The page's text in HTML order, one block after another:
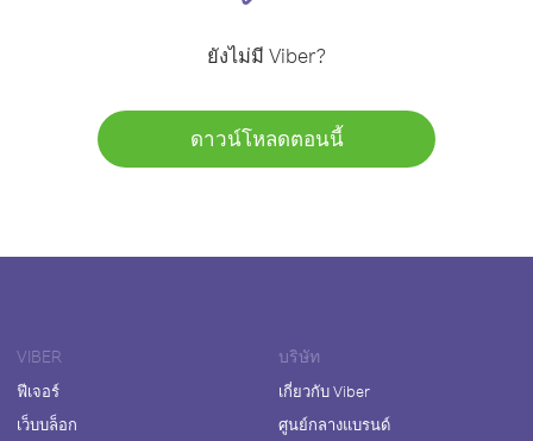
ยังไม่มี Viber?
ดาวน์โหลดตอนนี้
VIBER
ฟีเจอร์
เว็บบล็อก
บริษัท
เกี่ยวกับ Viber
ศูนย์กลางแบรนด์